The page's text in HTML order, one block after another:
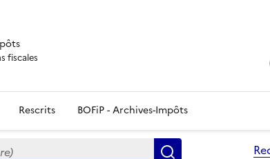
fiscales
Rescrits BOFiP - Archives-Impôts